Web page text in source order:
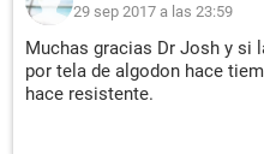
29 sep 2017 a las 23:59
Muchas gracias Dr Josh y si
por tela de algodon hace
hace resistente.